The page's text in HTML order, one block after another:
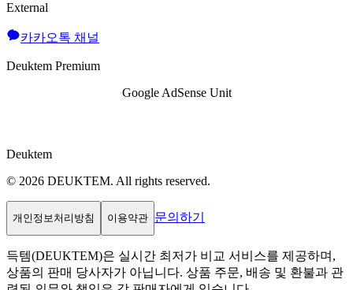
External
카카오톡 채널
Deuktem Premium
Google AdSense Unit
Deuktem
© 2026 DEUKTEM. All rights reserved.
개인정보처리방침 이용약관 문의하기
득템(DEUKTEM)은 실시간 최저가 비교 서비스를 제공하며,
상품의 판매 당사자가 아닙니다. 상품 주문, 배송 및 환불과 관